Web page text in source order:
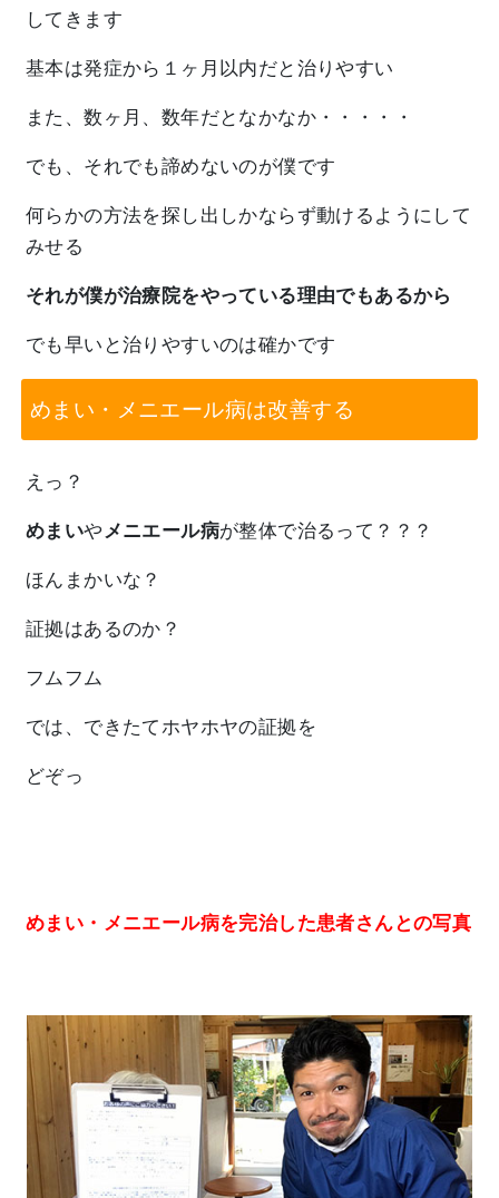
してきます
基本は発症から１ヶ月以内だと治りやすい
また、数ヶ月、数年だとなかなか・・・・・
でも、それでも諦めないのが僕です
何らかの方法を探し出しかならず動けるようにして
みせる
それが僕が治療院をやっている理由でもあるから
でも早いと治りやすいのは確かです
めまい・メニエール病は改善する
えっ？
めまいやメニエール病が整体で治るって？？？
ほんまかいな？
証拠はあるのか？
フムフム
では、できたてホヤホヤの証拠を
どぞっ
めまい・メニエール病を完治した患者さんとの写真